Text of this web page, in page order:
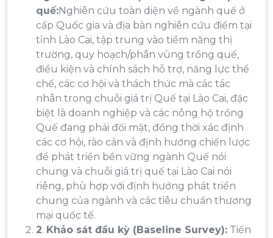
quế:Nghiên cứu toàn diện về ngành quế ở
cấp Quốc gia và địa bàn nghiên cứu điểm tại
tỉnh Lào Cai, tập trung vào tiềm năng thị
trường, quy hoạch/phân vùng trồng quế,
điều kiện và chính sách hỗ trợ, năng lực thể
chế, các cơ hội và thách thức mà các tác
nhân trong chuỗi giá trị Quế tại Lào Cai, đặc
biệt là doanh nghiệp và các nông hộ trồng
Quế đang phải đối mặt, đồng thời xác định
các cơ hội, rào cản và định hướng chiến lược
để phát triển bền vững ngành Quế nói
chung và chuỗi giá trị quế tại Lào Cai nói
riêng, phù hợp với định hướng phát triển
chung của ngành và các tiêu chuẩn thương
mại quốc tế.
2. Khảo sát đầu kỳ (Baseline Survey): Tiến